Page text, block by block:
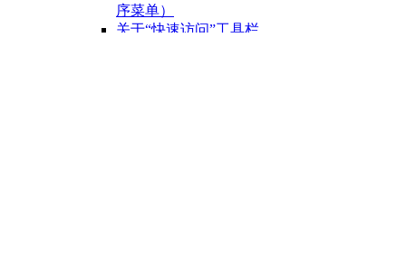
序菜单）
关于“快速访问”工具栏